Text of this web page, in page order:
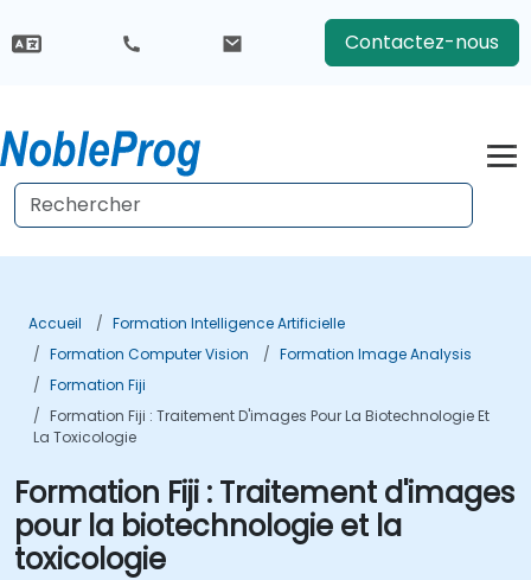
Contactez-nous
Accueil
Formation Intelligence Artificielle
Formation Computer Vision
Formation Image Analysis
Formation Fiji
Formation Fiji : Traitement D'images Pour La Biotechnologie Et
La Toxicologie
Formation Fiji : Traitement d'images
pour la biotechnologie et la
toxicologie